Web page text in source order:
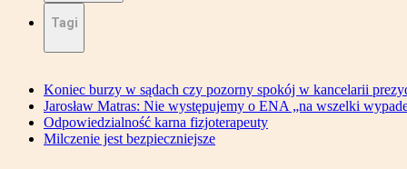
Tagi
Koniec burzy w sądach czy pozorny spokój w kancelarii
Jarosław Matras: Nie występujemy o ENA „na wszelki
Odpowiedzialność karna fizjoterapeuty
Milczenie jest bezpieczniejsze